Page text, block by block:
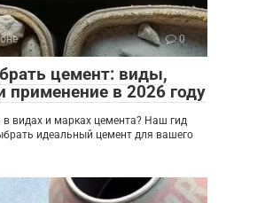
0
цемент: виды,
применение в 2026 году
в видах и марках цемента? Наш гид
идеальный цемент для вашего